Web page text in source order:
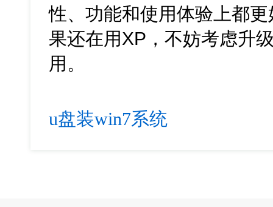
性、功能和使用体验上都
果还在用XP，不妨考虑升
用。
u盘装win7系统